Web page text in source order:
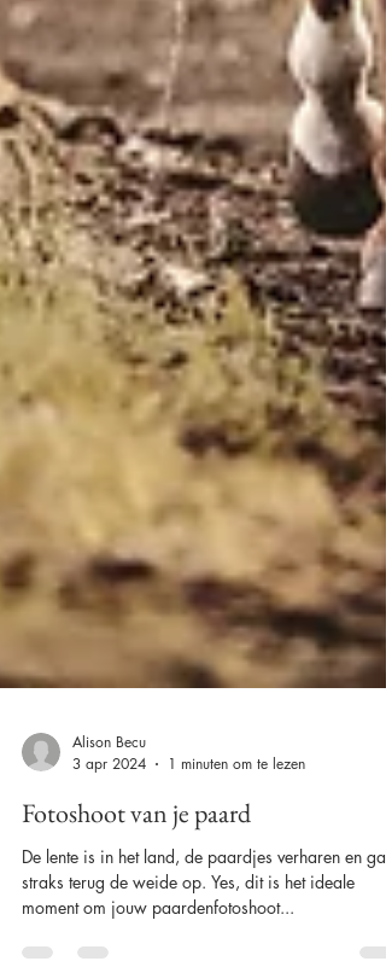
Alison Becu
3 apr 2024
1 minuten om te lezen
Fotoshoot van je paard
De lente is in het land, de paardjes verharen en
straks terug de weide op. Yes, dit is het ideale